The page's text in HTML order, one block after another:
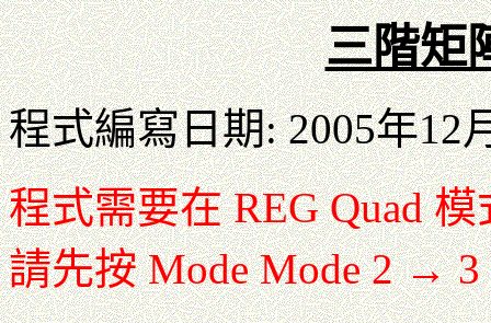
三階矩
程式編寫日期: 2005年12
程式需要在 REG Quad
請先按 Mode Mode 2 → 3